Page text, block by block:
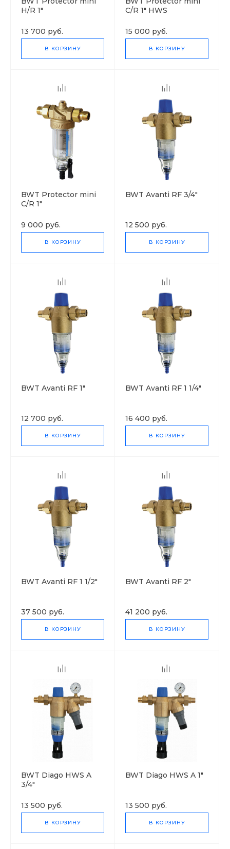
H/R 1"
13 700 руб.
В КОРЗИНУ
C/R 1" HWS
15 000 руб.
В КОРЗИНУ
BWT Protector mini
C/R 1"
9 000 руб.
В КОРЗИНУ
BWT Avanti RF 3/4"
12 500 руб.
В КОРЗИНУ
BWT Avanti RF 1"
12 700 руб.
В КОРЗИНУ
BWT Avanti RF 1 1/4"
16 400 руб.
В КОРЗИНУ
BWT Avanti RF 1 1/2"
37 500 руб.
В КОРЗИНУ
BWT Avanti RF 2"
41 200 руб.
В КОРЗИНУ
BWT Diago HWS A
3/4"
13 500 руб.
В КОРЗИНУ
BWT Diago HWS A 1"
13 500 руб.
В КОРЗИНУ